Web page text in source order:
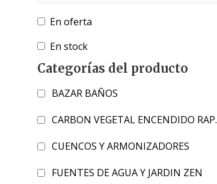
En oferta
En stock
Categorías del producto
BAZAR BAÑOS
CARBON VEGETAL ENCENDIDO RAP.
CUENCOS Y ARMONIZADORES
FUENTES DE AGUA Y JARDIN ZEN